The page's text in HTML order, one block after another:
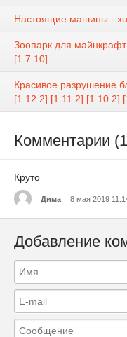
Настоящие машины -
Зоопарк для
[1.7.10]
Красивое разрушение
[1.12.2] [1.11.2] [1.10.2]
Комментарии
Круто
Дима 8 мая 2019
Добавление